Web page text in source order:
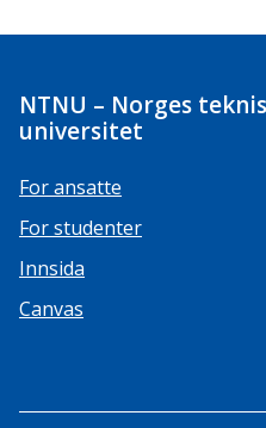
NTNU – Norges
universitet
For ansatte
For studenter
Innsida
Canvas